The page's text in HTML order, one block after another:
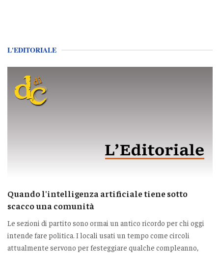
L'EDITORIALE
Quando l'intelligenza artificiale tiene sotto
scacco una comunità
Le sezioni di partito sono ormai un antico ricordo per chi oggi
intende fare politica. I locali usati un tempo come circoli
attualmente servono per festeggiare qualche compleanno,